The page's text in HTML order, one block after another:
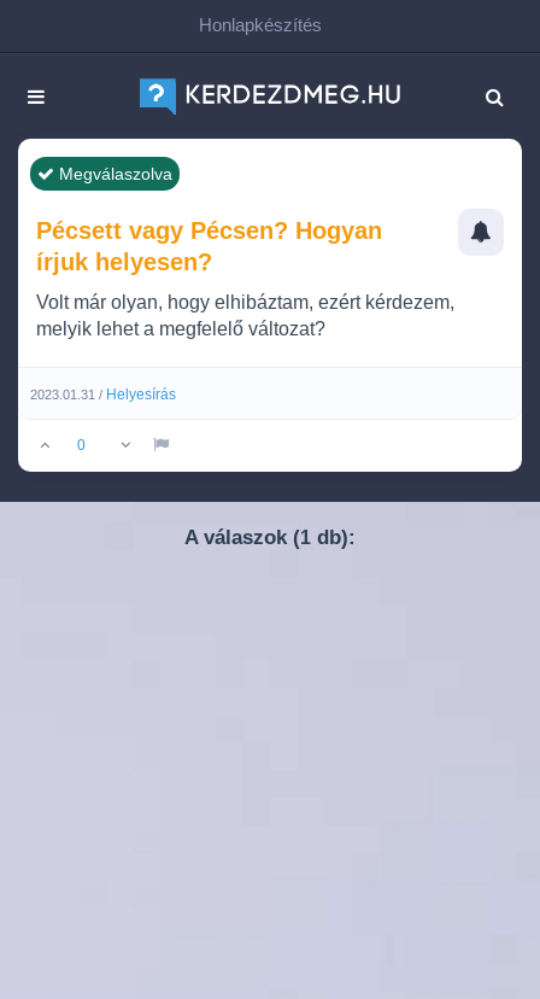
Honlapkészítés
Megválaszolva
Pécsett vagy Pécsen? Hogyan
írjuk helyesen?
Volt már olyan, hogy elhibáztam, ezért kérdezem,
melyik lehet a megfelelő változat?
2023.01.31 / Helyesírás
0
A válaszok (1 db):